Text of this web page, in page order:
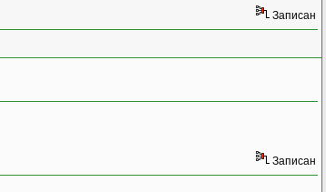
Записан
Записан